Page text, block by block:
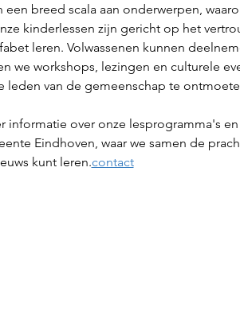
breed scala aan onderwerpen,
kinderlessen zijn gericht op het
leren. Volwassenen kunnen
we workshops, lezingen en culturele
leden van de gemeenschap te
informatie over onze lesprogramma's
Eindhoven, waar we samen de
kunt leren.contact